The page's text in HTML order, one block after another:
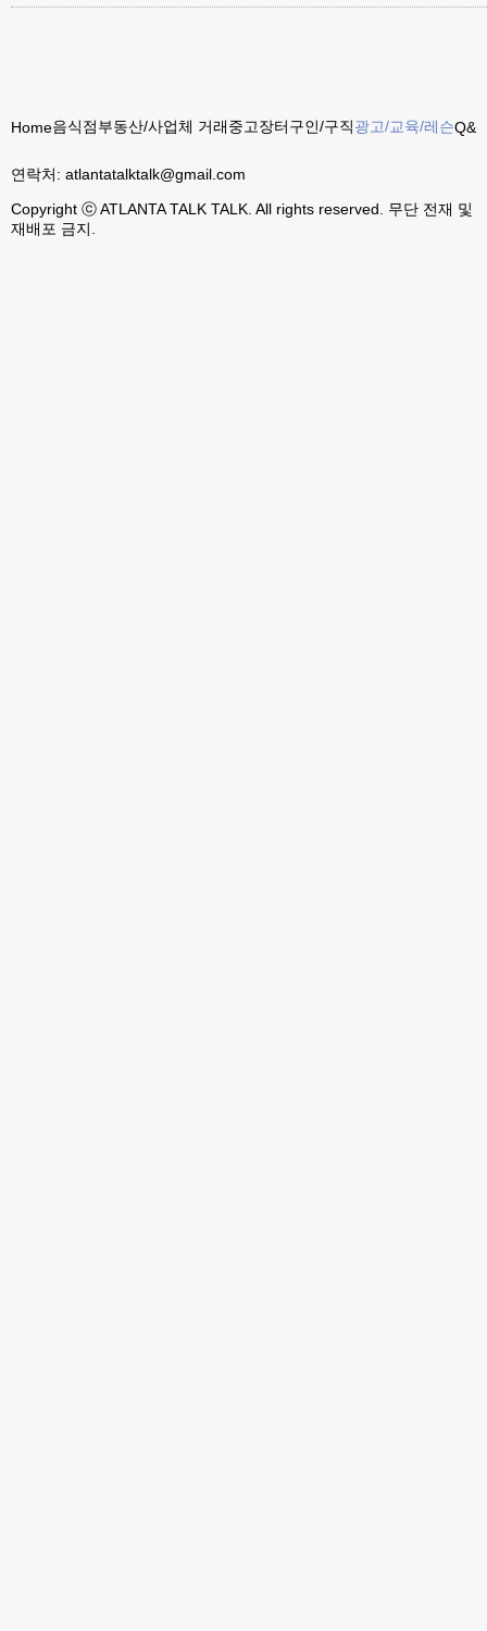
Home음식점부동산/사업체 거래중고장터구인/구직광고/교육/레슨Q&A
연락처: atlantatalktalk@gmail.com
Copyright ⓒ ATLANTA TALK TALK. All rights reserved. 무단 전재 및
재배포 금지.